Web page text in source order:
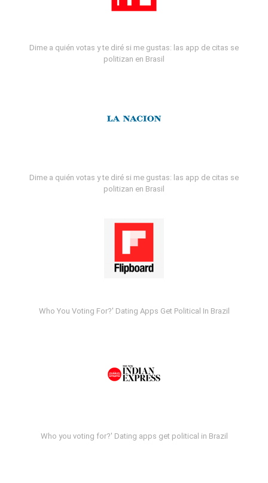
Dime a quién votas y te diré si me gustas: las app de citas se
politizan en Brasil
Dime a quién votas y te diré si me gustas: las app de citas se
politizan en Brasil
Who You Voting For?' Dating Apps Get Political In Brazil
Who you voting for?' Dating apps get political in Brazil